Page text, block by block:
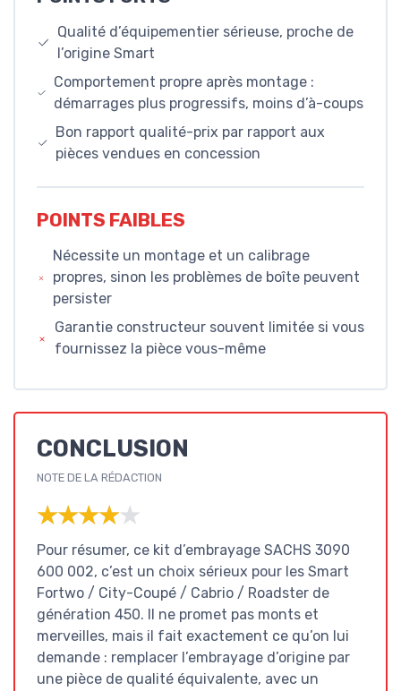
Qualité d’équipementier sérieuse, proche de
l’origine Smart
Comportement propre après montage :
démarrages plus progressifs, moins d’à-coups
Bon rapport qualité-prix par rapport aux
pièces vendues en concession
POINTS FAIBLES
Nécessite un montage et un calibrage
propres, sinon les problèmes de boîte peuvent
persister
Garantie constructeur souvent limitée si vous
fournissez la pièce vous-même
CONCLUSION
NOTE DE LA RÉDACTION
★★★★★
★★★★★
Pour résumer, ce kit d’embrayage SACHS 3090
600 002, c’est un choix sérieux pour les Smart
Fortwo / City-Coupé / Cabrio / Roadster de
génération 450. Il ne promet pas monts et
merveilles, mais il fait exactement ce qu’on lui
demande : remplacer l’embrayage d’origine par
une pièce de qualité équivalente, avec un